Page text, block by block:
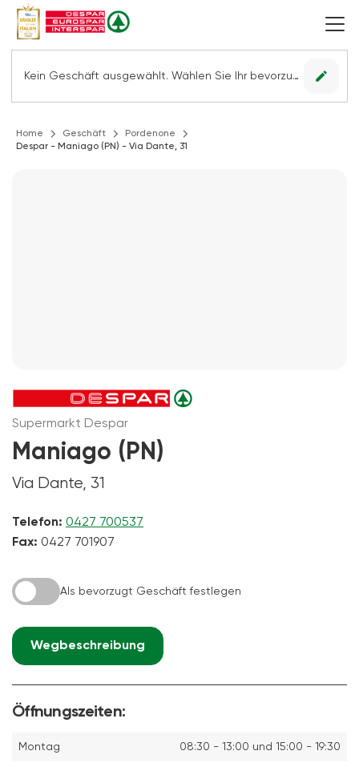
Kein Geschäft ausgewählt. Wählen Sie Ihr bevorzugtes Geschäft, um alle Angebote sehen zu können. edit
Home Geschäft
Pordenone
Despar - Maniago (PN) - Via Dante, 31
Supermarkt Despar
Maniago (PN)
Via Dante, 31
Telefon: 0427 700537
Fax: 0427 701907
Als bevorzugt Geschäft festlegen
Wegbeschreibung
Öffnungszeiten:
Montag 08:30 - 13:00 und 15:00 - 19:30